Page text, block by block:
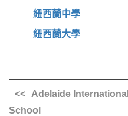
紐西蘭中學
紐西蘭大學
Adelaide International
School